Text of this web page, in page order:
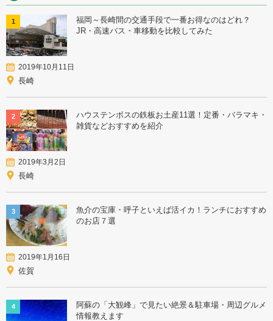
1
福岡～長崎間の交通手段で一番お得なのはどれ？
JR・高速バス・車移動を比較してみた
2019年10月11日
長崎
2
ハウステンボスの鉄板お土産11選！定番・バラマキ・
雑貨などおすすめを紹介
2019年3月2日
長崎
3
魚介の宝庫・呼子といえば活イカ！ランチにおすすめ
のお店７選
2019年1月16日
佐賀
4
阿蘇の「大観峰」で見たい絶景＆駐車場・周辺グルメ
情報教えます